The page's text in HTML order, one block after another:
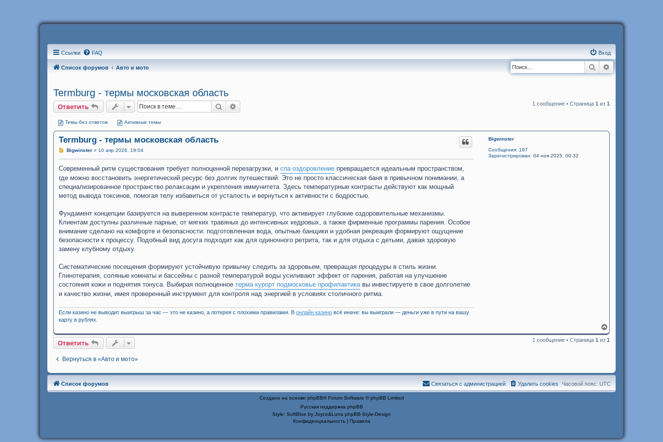
Ссылки FAQ Вход
Список форумов Авто и мото Поиск
Termburg - термы московская область
Ответить Поиск 1 сообщение • Страница 1 из 1
Темы без ответов Активные темы
Bigwinster
Сообщения: 197
Зарегистрирован: 04 ноя 2025, 00:32
Termburg - термы московская область
С
б
е
н
е
Bigwinster» 10 апр 2026, 19:04
Современный ритм существования требует полноценной перезагрузки, и спа оздоровление превращается идеальным пространством,
где можно восстановить энергетический ресурс без долгих путешествий. Это не просто классическая баня в привычном понимании, а
специализированное пространство релаксации и укрепления иммунитета. Здесь температурные контрасты действуют как мощный
метод вывода токсинов, помогая телу избавиться от усталость и вернуться к активности с бодростью.
Фундамент концепции базируется на выверенном контрасте температур, что активирует глубокие оздоровительные механизмы.
Клиентам доступны различные парные, от мягких травяных до интенсивных кедровых, а также фирменные программы парения. Особое
внимание сделано на комфорте и безопасности: подготовленная вода, опытные банщики и удобная рекреация формируют ощущение
безопасности к процессу. Подобный вид досуга подходит как для одиночного ретрита, так и для отдыха с детьми, давая здоровую
замену клубному отдыху.
Систематические посещения формируют устойчивую привычку следить за здоровьем, превращая процедуры в стиль жизни.
Глинотерапия, соляные комнаты и бассейны с разной температурой воды усиливают эффект от парения, работая на улучшение
состояния кожи и поднятия тонуса. Выбирая полноценное терма курорт подмосковье профилактикавы инвестируете в свое долголетие
и качество жизни, имея проверенный инструмент для контроля над энергией в условиях столичного ритма.
Если казино не выводит выигрыш за час — это не казино, а лотерея с плохими правилами. В онлайн казино всё иначе: вы выиграли — деньги уже в пути на вашу
карту в рублях.
е
р
с
я
Ответить 1 сообщение • Страница 1 из 1
Вернуться в «Авто и мото»
Список форумов Часовой пояс: UTC
Удалить cookies
Связаться с администрацией
Создано на основе phpBB® Forum Software © phpBB Limited
Русская поддержка phpBB
Style: SoftBlue by Joyce&Luna phpBB-Style-Design
Конфиденциальность| Правила